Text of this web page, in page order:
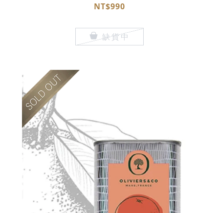
NT$990
缺貨中